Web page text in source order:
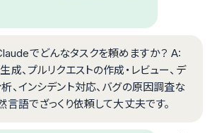
でどんなタスクを頼めますか？ A:
成、プルリクエストの作成・レビュー、デ
、インシデント対応、バグの原因調査な
言語でざっくり依頼して大丈夫です。